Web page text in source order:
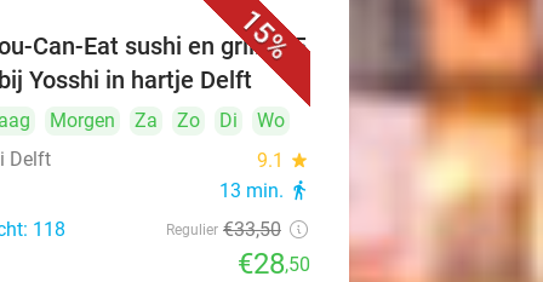
15%
Can-Eat sushi en grill (2,5
Yosshi in hartje Delft
Morgen Za Zo Di
Wo
Delft
9.1 star
13 min. directions_walk
118 Regulier €33,50
€28,50